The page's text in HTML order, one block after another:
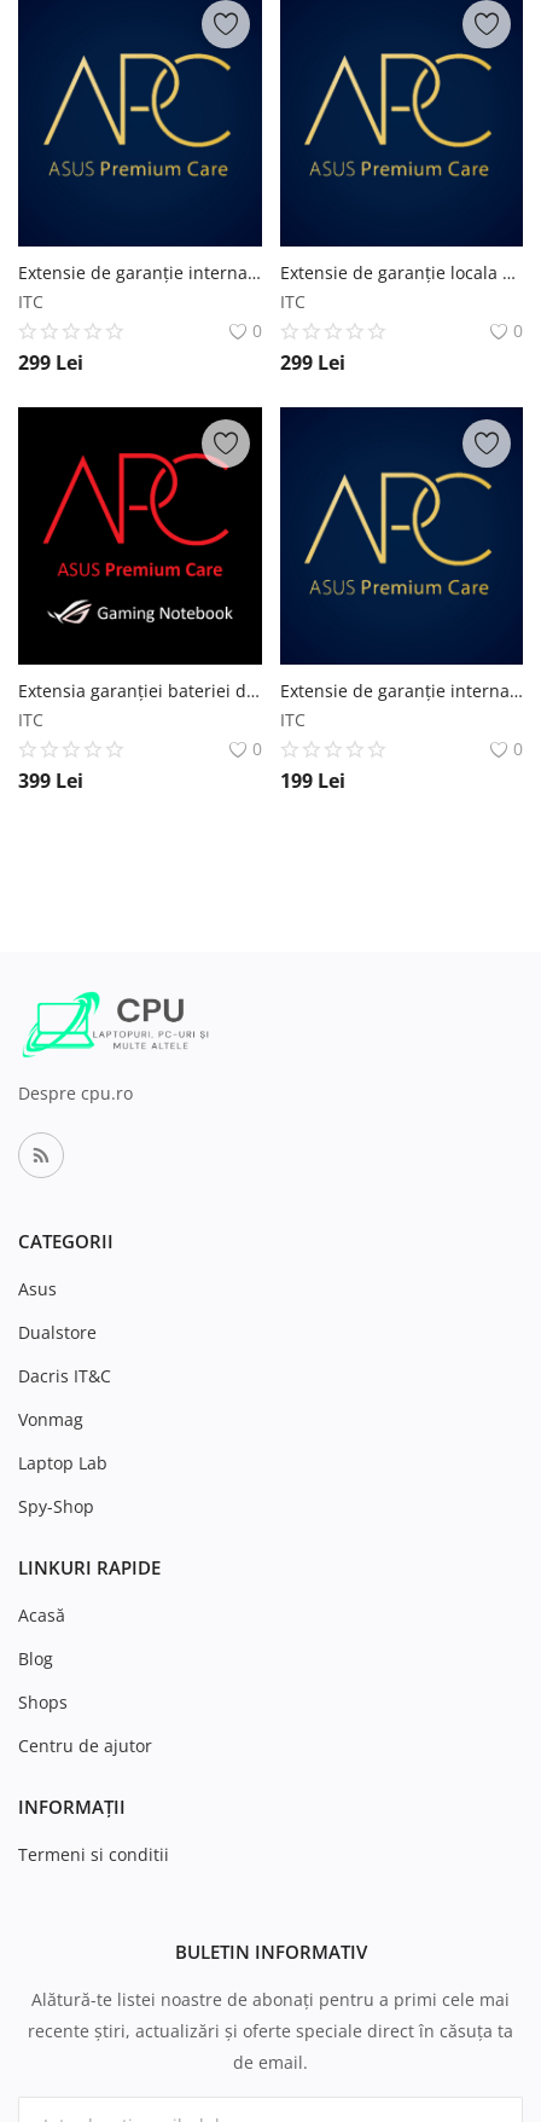
Extensie de garanție internațională de la 3 ani la 5 ani pentru Laptop Business
ITC
0
299 Lei
Extensie de garanție locala de la 3 la 4 ani, inclusiv garanție baterie 4 ani pentru Laptop Business
ITC
0
299 Lei
Extensia garanției bateriei de la 2 la 3 ani pentru Laptop Gaming ASUS
ITC
0
399 Lei
Extensie de garanție internațională de la 3 ani la 4 ani pentru Laptop Business
ITC
0
199 Lei
Despre cpu.ro
CATEGORII
Asus
Dualstore
Dacris IT&C
Vonmag
Laptop Lab
Spy-Shop
LINKURI RAPIDE
Acasă
Blog
Shops
Centru de ajutor
INFORMAȚII
Termeni si conditii
BULETIN INFORMATIV
Alătură-te listei noastre de abonați pentru a primi cele mai
recente știri, actualizări și oferte speciale direct în căsuța ta
de email.